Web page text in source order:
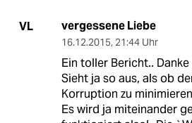
VL vergessene Liebe
16.12.2015, 21:44 Uhr
Ein toller Bericht.. Danke
Sieht ja so aus, als ob
Korruption zu
Es wird ja miteinander